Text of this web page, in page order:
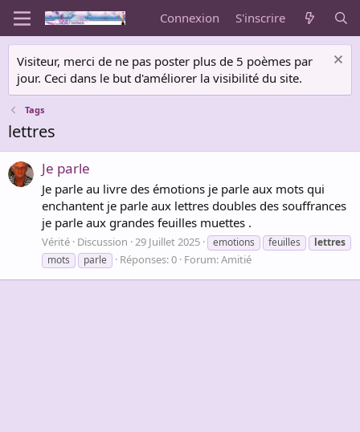
Connexion S'inscrire
Visiteur, merci de ne pas poster plus de 5 poèmes par
jour. Ceci dans le but d'améliorer la visibilité du site.
Tags
lettres
Je parle
Je parle au livre des émotions je parle aux mots qui
enchantent je parle aux lettres doubles des souffrances
je parle aux grandes feuilles muettes .
Vérité Discussion 29 Juillet 2025 emotions feuilles
lettres
mots
parle Réponses: 0 Forum:Amitié